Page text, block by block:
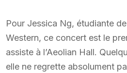
Pour Jessica Ng, étudiante
Western, ce concert est le
assiste à l’Aeolian Hall.
elle ne regrette absolument